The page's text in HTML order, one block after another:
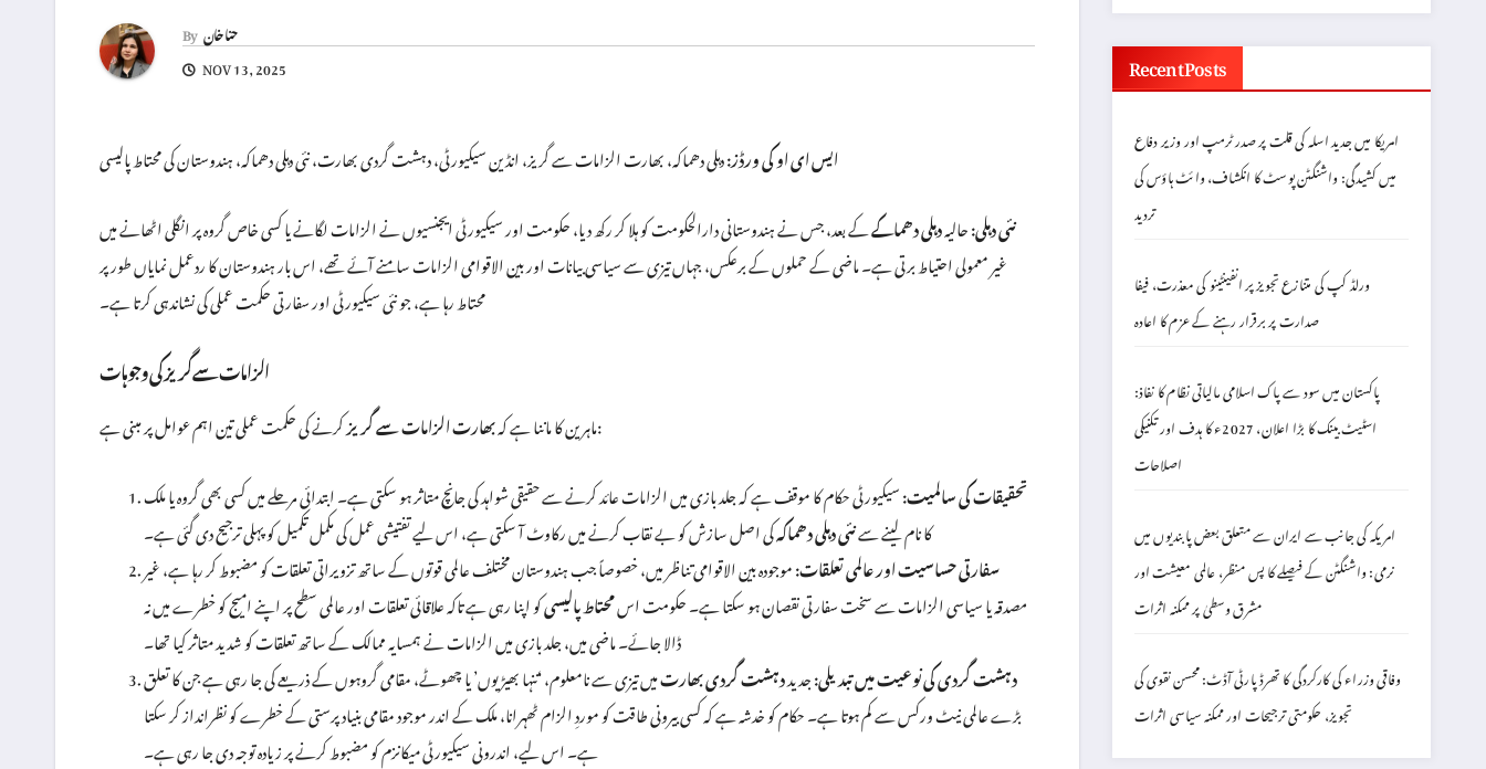
Byحنا خان
NOV 13, 2025
ایس ای او کی ورڈز:دہلی دھماکہ، بھارت الزامات سے گریز، انڈین سیکیورٹی، دہشت گردی بھارت، نئی دہلی دھماکہ، ہندوستان کی محتاط پالیسی
نئی دہلی:حالیہدہلی دھماکےکے بعد، جس نے ہندوستانی دارالحکومت کو ہلا کر رکھ دیا، حکومت اور سیکیورٹی ایجنسیوں نے الزامات لگانے یا کسی خاص گروہ پر انگلی اٹھانے میں
غیر معمولی احتیاط برتی ہے۔ ماضی کے حملوں کے برعکس، جہاں تیزی سے سیاسی بیانات اور بین الاقوامی الزامات سامنے آئے تھے، اس بار ہندوستان کا ردعمل نمایاں طور پر
محتاط رہا ہے، جو نئی سیکیورٹی اور سفارتی حکمت عملی کی نشاندہی کرتا ہے۔
الزامات سے گریز کی وجوہات
ماہرین کا ماننا ہے کہبھارت الزامات سے گریز
کرنے کی حکمت عملی تین اہم عوامل پر مبنی ہے:
تحقیقات کی سالمیت:سیکیورٹی حکام کا موقف ہے کہ جلد بازی میں الزامات عائد کرنے سے حقیقی شواہد کی جانچ متاثر ہو سکتی ہے۔ ابتدائی مرحلے میں کسی بھی گروہ یا ملک
کا نام لینے سےنئی دہلی دھماکہکی اصل سازش کو بے نقاب کرنے میں رکاوٹ آ سکتی ہے، اس لیے تفتیشی عمل کی مکمل تکمیل کو پہلی ترجیح دی گئی ہے۔
سفارتی حساسیت اور عالمی تعلقات:موجودہ بین الاقوامی تناظر میں، خصوصاً جب ہندوستان مختلف عالمی قوتوں کے ساتھ تزویراتی تعلقات کو مضبوط کر رہا ہے، غیر
مصدقہ یا سیاسی الزامات سے سخت سفارتی نقصان ہو سکتا ہے۔ حکومت اسمحتاط پالیسیکو اپنا رہی ہے تاکہ علاقائی تعلقات اور عالمی سطح پر اپنے امیج کو خطرے میں نہ
ڈالا جائے۔ ماضی میں، جلد بازی میں الزامات نے ہمسایہ ممالک کے ساتھ تعلقات کو شدید متاثر کیا تھا۔
دہشت گردی کی نوعیت میں تبدیلی:جدیددہشت گردی بھارتمیں تیزی سے نامعلوم، ‘تنہا بھیڑیوں’ یا چھوٹے، مقامی گروہوں کے ذریعے کی جا رہی ہے جن کا تعلق
بڑے عالمی نیٹ ورکس سے کم ہوتا ہے۔ حکام کو خدشہ ہے کہ کسی بیرونی طاقت کو موردِ الزام ٹھہرانا، ملک کے اندر موجود مقامی بنیاد پرستی کے خطرے کو نظرانداز کر سکتا
ہے۔ اس لیے، اندرونی سیکیورٹی میکانزم کو مضبوط کرنے پر زیادہ توجہ دی جا رہی ہے۔
Recent Posts
امریکا میں جدید اسلہ کی قلت پر صدر ٹرمپ اور وزیر دفاع
میں کشیدگی: واشنگٹن پوسٹ کا انکشاف، وائٹ ہاؤس کی
تردید
ورلڈ کپ کی متنازع تجویز پر انفینٹینو کی معذرت، فیفا
صدارت پر برقرار رہنے کے عزم کا اعادہ
پاکستان میں سود سے پاک اسلامی مالیاتی نظام کا نفاذ:
اسٹیٹ بینک کا بڑا اعلان، 2027ء کا ہدف اور تکنیکی
اصلاحات
امریکہ کی جانب سے ایران سے متعلق بعض پابندیوں میں
نرمی: واشنگٹن کے فیصلے کا پس منظر، عالمی معیشت اور
مشرق وسطیٰ پر ممکنہ اثرات
وفاقی وزراء کی کارکردگی کا تھرڈ پارٹی آڈٹ: محسن نقوی کی
تجویز، حکومتی ترجیحات اور ممکنہ سیاسی اثرات